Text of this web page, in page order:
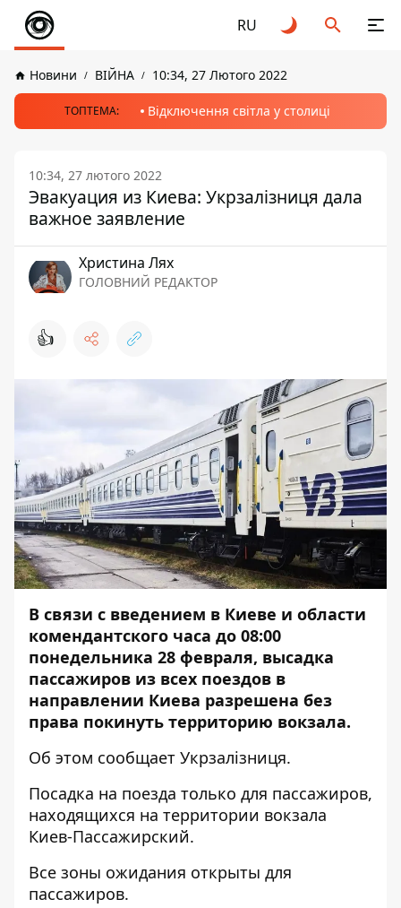
RU
Новини ВІЙНА 10:34, 27 Лютого 2022
ТОПТЕМА: Відключення світла у столиці
10:34, 27 лютого 2022
Эвакуация из Киева: Укрзалізниця дала
важное заявление
Христина Лях
ГОЛОВНИЙ РЕДАКТОР
👍
В связи с введением в Киеве и области
комендантского часа до 08:00
понедельника 28 февраля, высадка
пассажиров из всех поездов в
направлении Киева разрешена без
права покинуть территорию вокзала.
Об этом сообщает Укрзалізниця.
Посадка на поезда только для пассажиров,
находящихся на территории вокзала
Киев-Пассажирский.
Все зоны ожидания открыты для
пассажиров.